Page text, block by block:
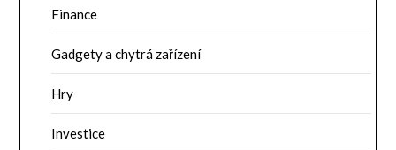
Finance
Gadgety a chytrá zařízení
Hry
Investice